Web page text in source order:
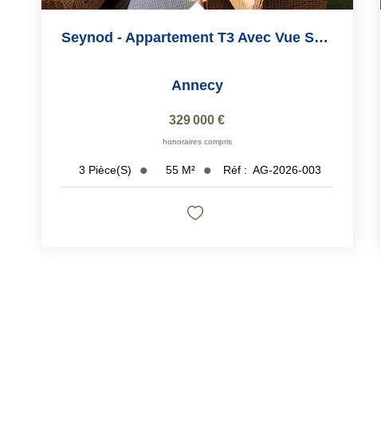
Seynod - Appartement T3 Avec Vue Sur Les Montagnes
Annecy
329 000 €
honoraires compris
3 Pièce(s) 55 M² Réf : AG-2026-003